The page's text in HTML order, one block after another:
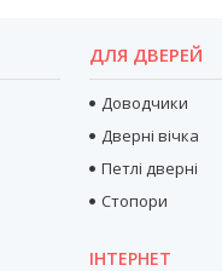
ДЛЯ ДВЕРЕЙ
Доводчики
Дверні вічка
Петлі дверні
Стопори